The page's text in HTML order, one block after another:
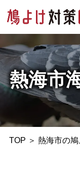
熱海市
TOP ＞ 熱海市の